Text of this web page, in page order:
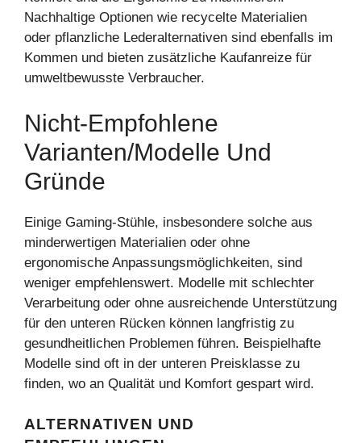
Nachhaltige Optionen wie recycelte Materialien
oder pflanzliche Lederalternativen sind ebenfalls im
Kommen und bieten zusätzliche Kaufanreize für
umweltbewusste Verbraucher.
Nicht-Empfohlene
Varianten/Modelle Und
Gründe
Einige Gaming-Stühle, insbesondere solche aus
minderwertigen Materialien oder ohne
ergonomische Anpassungsmöglichkeiten, sind
weniger empfehlenswert. Modelle mit schlechter
Verarbeitung oder ohne ausreichende Unterstützung
für den unteren Rücken können langfristig zu
gesundheitlichen Problemen führen. Beispielhafte
Modelle sind oft in der unteren Preisklasse zu
finden, wo an Qualität und Komfort gespart wird.
ALTERNATIVEN UND